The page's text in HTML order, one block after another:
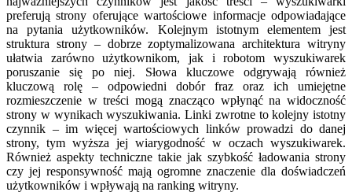
preferują strony oferujące wartościowe informacje odpowiadające
na pytania użytkowników. Kolejnym istotnym elementem jest
struktura strony – dobrze zoptymalizowana architektura witryny
ułatwia zarówno użytkownikom, jak i robotom wyszukiwarek
poruszanie się po niej. Słowa kluczowe odgrywają również
kluczową rolę – odpowiedni dobór fraz oraz ich umiejętne
rozmieszczenie w treści mogą znacząco wpłynąć na widoczność
strony w wynikach wyszukiwania. Linki zwrotne to kolejny istotny
czynnik – im więcej wartościowych linków prowadzi do danej
strony, tym wyższa jej wiarygodność w oczach wyszukiwarek.
Również aspekty techniczne takie jak szybkość ładowania strony
czy jej responsywność mają ogromne znaczenie dla doświadczeń
użytkowników i wpływają na ranking witryny.